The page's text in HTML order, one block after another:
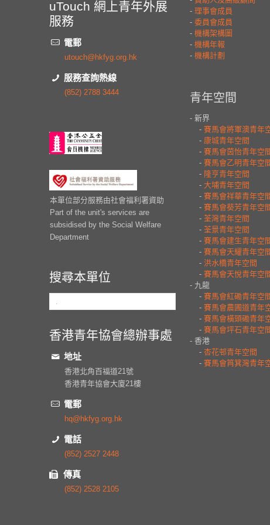
uTouch 網上青年外展
服務
電郵
utouch@hkfyg.org.hk
服務查詢熱線
(852) 2788 3444
本單位部分服務由社會福利署資助
Part of the unit's services are
subsidised by the Social Welfare
Department
搜尋本單位
香港青年協會總辦事處
地址
香港北角百福道21號
香港青年協會大廈21樓
電郵
hq@hkfyg.org.hk
電話
(852) 2527 2448
傳真
(852) 2528 2105